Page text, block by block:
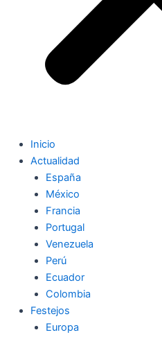
Inicio
Actualidad
España
México
Francia
Portugal
Venezuela
Perú
Ecuador
Colombia
Festejos
Europa